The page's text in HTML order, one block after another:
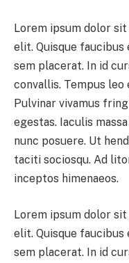
Lorem ipsum dolor
elit. Quisque faucibus
sem placerat. In id
convallis. Tempus leo
Pulvinar vivamus
egestas. Iaculis
nunc posuere. Ut
taciti sociosqu. Ad
inceptos himenaeos.
Lorem ipsum dolor
elit. Quisque faucibus
sem placerat. In id